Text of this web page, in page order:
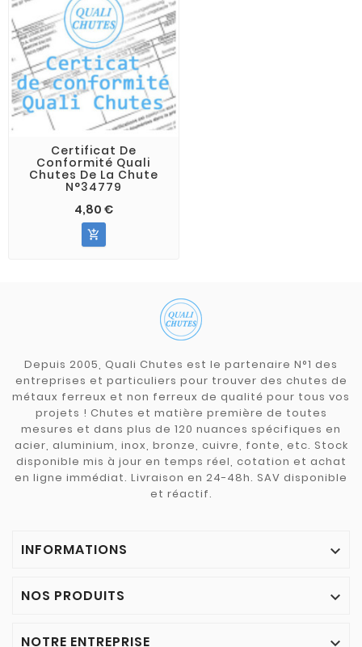
Certificat De
Conformité Quali
Chutes De La Chute
N°34779
4,80 €

Depuis 2005, Quali Chutes est le partenaire N°1 des
entreprises et particuliers pour trouver des chutes de
métaux ferreux et non ferreux de qualité pour tous vos
projets ! Chutes et matière première de toutes
mesures et dans plus de 120 nuances spécifiques en
acier, aluminium, inox, bronze, cuivre, fonte, etc. Stock
disponible mis à jour en temps réel, cotation et achat
en ligne immédiat. Livraison en 24-48h. SAV disponible
et réactif.
INFORMATIONS 
NOS PRODUITS 
NOTRE ENTREPRISE